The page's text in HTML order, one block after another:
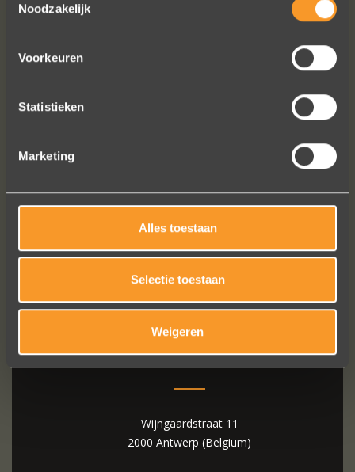
Noodzakelijk
Voorkeuren
Statistieken
Marketing
Alles toestaan
Selectie toestaan
Weigeren
WIM MEEUSSEN
Wijngaardstraat 11
2000 Antwerp (Belgium)